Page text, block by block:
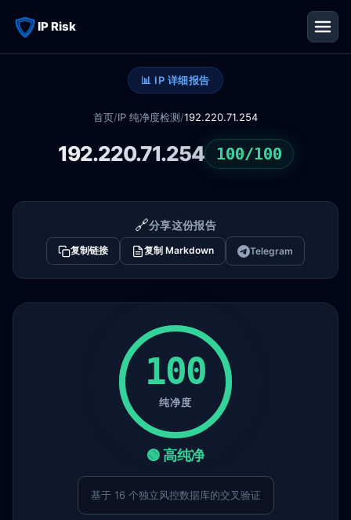
IP Risk
📊 IP 详细报告
首页/IP 纯净度检测/192.220.71.254
192.220.71.254 100/100
🔗分享这份报告
复制链接 复制 Markdown Telegram
100
纯净度
🟢 高纯净
基于 16 个独立风控数据库的交叉验证